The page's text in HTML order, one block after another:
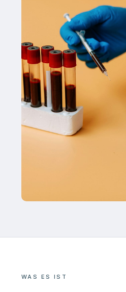
WAS ES IST